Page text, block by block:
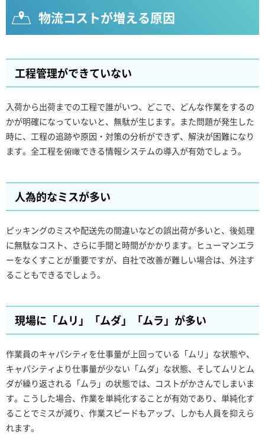
物流コストが増える原因
工程管理ができていない
入荷から出荷までの工程で誰がいつ、どこで、どんな作業をするの
かが明確になっていないと、無駄が生じます。また問題が発生した
時に、工程の追跡や原因・対策の分析ができず、解決が困難になり
ます。全工程を俯瞰できる情報システムの導入が有効でしょう。
人為的なミスが多い
ピッキングのミスや配送先の間違いなどの誤出荷が多いと、後処理
に無駄なコスト、さらに手間と時間がかかります。ヒューマンエラ
ーをなくすことが重要ですが、自社で改善が難しい場合は、外注す
ることもできるでしょう。
現場に「ムリ」「ムダ」「ムラ」が多い
作業員のキャパシティを仕事量が上回っている「ムリ」な状態や、
キャパシティより仕事量が少ない「ムダ」な状態、そしてムリとム
ダが繰り返される「ムラ」の状態では、コストがかさんでしまいま
す。こうした場合、作業を単純化することが有効であり、単純化す
ることでミスが減り、作業スピードもアップ、しかも人員を抑えら
れます。